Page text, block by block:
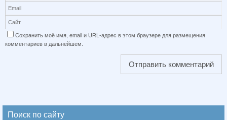
Сохранить моё имя, email и URL-адрес в этом браузере для размещения
комментариев в дальнейшем.
Поиск по сайту